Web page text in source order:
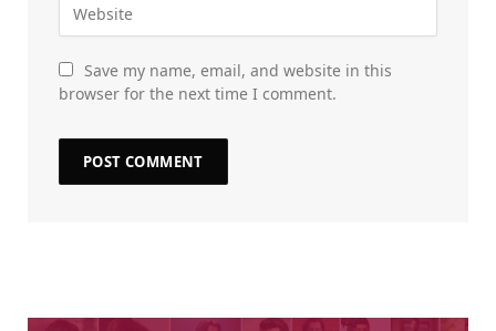
Save my name, email, and website in this
browser for the next time I comment.